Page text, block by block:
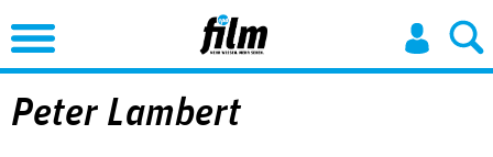
Jump to Navigation
Peter Lambert